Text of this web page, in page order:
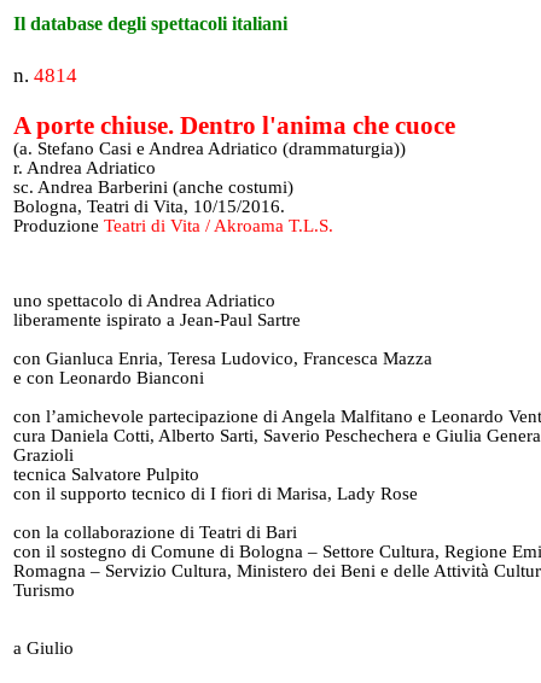
Il database degli spettacoli italiani
n. 4814
A porte chiuse. Dentro l'anima che cuoce
(a. Stefano Casi e Andrea Adriatico (drammaturgia))
r. Andrea Adriatico
sc. Andrea Barberini (anche costumi)
Bologna, Teatri di Vita, 10/15/2016.
Produzione Teatri di Vita / Akroama T.L.S.
uno spettacolo di Andrea Adriatico
liberamente ispirato a Jean-Paul Sartre
con Gianluca Enria, Teresa Ludovico, Francesca Mazza
e con Leonardo Bianconi
con l’amichevole partecipazione di Angela Malfitano e Leonardo
cura Daniela Cotti, Alberto Sarti, Saverio Peschechera e Giulia
Grazioli
tecnica Salvatore Pulpito
con il supporto tecnico di I fiori di Marisa, Lady Rose
con la collaborazione di Teatri di Bari
con il sostegno di Comune di Bologna – Settore Cultura, Regione
Romagna – Servizio Cultura, Ministero dei Beni e delle Attività
Turismo
a Giulio